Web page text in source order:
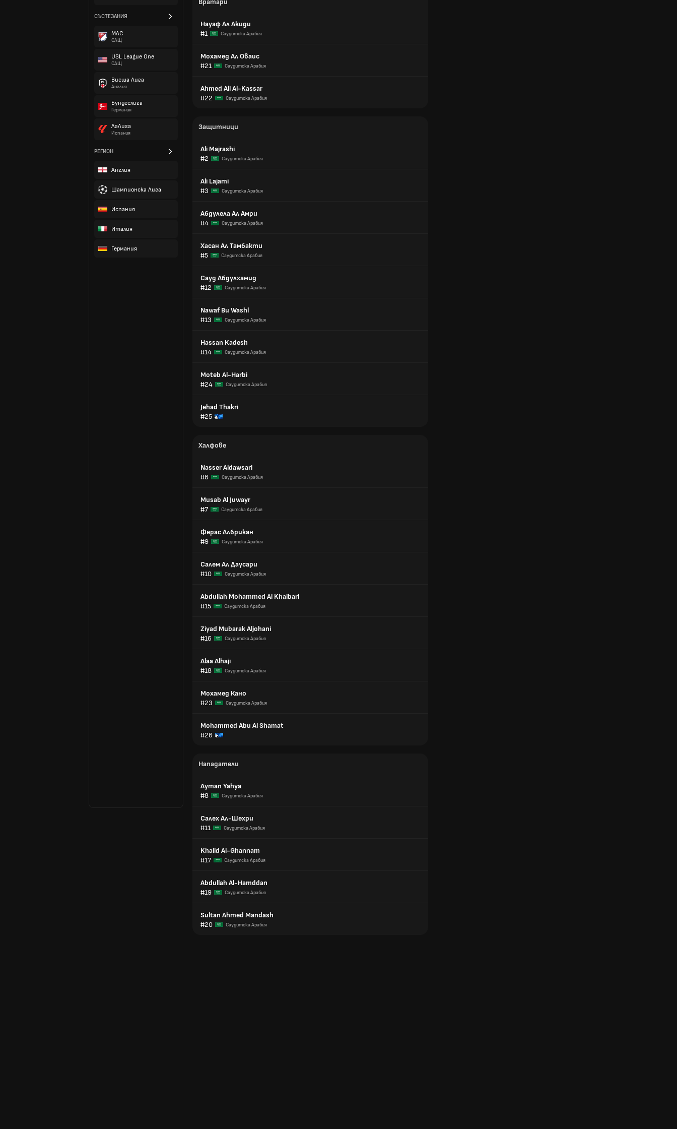
СЪСТЕЗАНИЯ
МЛС
САЩ
USL League One
САЩ
Висша Лига
Англия
Бундеслига
Германия
ЛаЛига
Испания
РЕГИОН
Англия
Шампионска Лига
Испания
Италия
Германия
Вратари
Науаф Ал Акиди
#1
Саудитска Арабия
Мохамед Ал Оваис
#21
Саудитска Арабия
Ahmed Ali Al-Kassar
#22
Саудитска Арабия
Защитници
Ali Majrashi
#2
Саудитска Арабия
Ali Lajami
#3
Саудитска Арабия
Абдулела Ал Амри
#4
Саудитска Арабия
Хасан Ал Тамбакти
#5
Саудитска Арабия
Сауд Абдулхамид
#12
Саудитска Арабия
Nawaf Bu Washl
#13
Саудитска Арабия
Hassan Kadesh
#14
Саудитска Арабия
Moteb Al-Harbi
#24
Саудитска Арабия
Jehad Thakri
#25
Халфове
Nasser Aldawsari
#6
Саудитска Арабия
Musab Al Juwayr
#7
Саудитска Арабия
Ферас Албрикан
#9
Саудитска Арабия
Салем Ал Даусари
#10
Саудитска Арабия
Abdullah Mohammed Al Khaibari
#15
Саудитска Арабия
Ziyad Mubarak Aljohani
#16
Саудитска Арабия
Alaa Alhaji
#18
Саудитска Арабия
Мохамед Кано
#23
Саудитска Арабия
Mohammed Abu Al Shamat
#26
Нападатели
Ayman Yahya
#8
Саудитска Арабия
Салех Ал-Шехри
#11
Саудитска Арабия
Khalid Al-Ghannam
#17
Саудитска Арабия
Abdullah Al-Hamddan
#19
Саудитска Арабия
Sultan Ahmed Mandash
#20
Саудитска Арабия